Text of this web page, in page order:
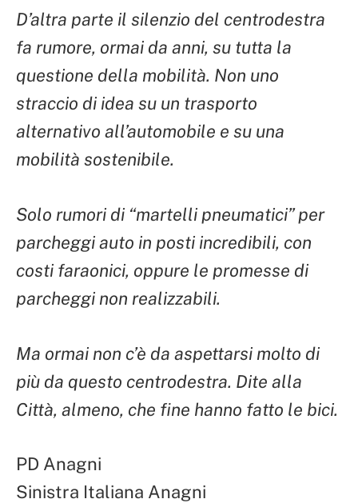
D’altra parte il silenzio del centrodestra
fa rumore, ormai da anni, su tutta la
questione della mobilità. Non uno
straccio di idea su un trasporto
alternativo all’automobile e su una
mobilità sostenibile.
Solo rumori di “martelli pneumatici” per
parcheggi auto in posti incredibili, con
costi faraonici, oppure le promesse di
parcheggi non realizzabili.
Ma ormai non c’è da aspettarsi molto di
più da questo centrodestra. Dite alla
Città, almeno, che fine hanno fatto le bici.
PD Anagni
Sinistra Italiana Anagni